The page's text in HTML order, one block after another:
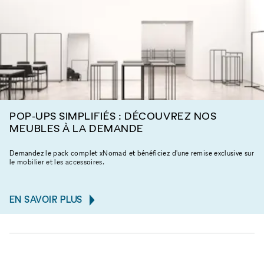
POP-UPS SIMPLIFIÉS : DÉCOUVREZ NOS
MEUBLES À LA DEMANDE
Demandez le pack complet xNomad et bénéficiez d'une remise exclusive sur
le mobilier et les accessoires.
EN SAVOIR PLUS